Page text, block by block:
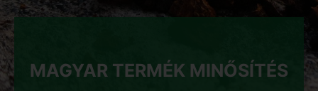
MAGYAR TERMÉK MINŐSÍTÉS